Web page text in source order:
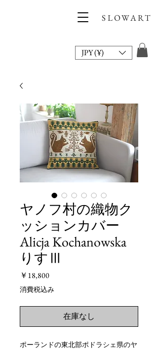
SLOWART
JPY (¥)
ヤノフ村の織物ク
ッションカバー
Alicja Kochanowska
りすⅢ
￥18,800価
格
消費税込み
在庫なし
ポーランドの東北部ポドラシェ県のヤ